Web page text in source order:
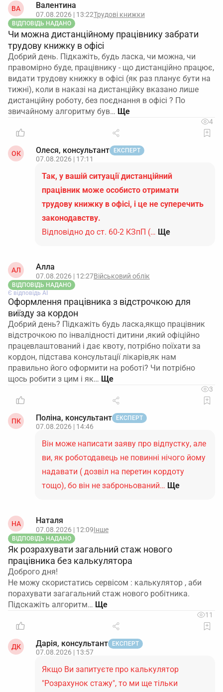
ВА Валентина
07.08.2026 | 13:22Трудові книжки
ВІДПОВІДЬ НАДАНО
Чи можна дистанційному працівнику забрати
трудову книжку в офісі
Добрий день. Підкажіть, будь ласка, чи можна, чи
правомірно буде, працівнику - що дистанційно працює,
видати трудову книжку в офісі (як раз планує бути на
тижні), коли в наказі на дистанційку вказано лише
дистанційну роботу, без поєднання в офісі ? По
звичайному алгоритму був…
4
ОК Олеся, консультант ЕКСПЕРТ
07.08.2026 | 17:11
Так, у вашій ситуації дистанційний
працівник може особисто отримати
трудову книжку в офісі, і це не суперечить
законодавству.
Відповідно до ст. 60-2 КЗпП (… Ще
АЛ Алла
07.08.2026 | 12:27Військовий облік
ВІДПОВІДЬ НАДАНО
Є відповідь АІ
Оформлення працівника з відстрочкою для
виїзду за кордон
Добрий день? Підкажіть будь ласка,якщо працівник
відстрочкою по інвалідності дитини ,який офіційно
працевлаштований і дає квоту, потрібно поїхати за
кордон, підстава консультації лікарів,як нам
правильно його оформити на роботі? Чи потрібно
щось робити з цим і як…
3
ПК Поліна, консультант ЕКСПЕРТ
07.08.2026 | 14:46
Він може написати заяву про відпустку, але
ви, як роботодавець не повинні нічого йому
надавати ( дозвіл на перетин кордоту
тощо), бо він не заброньований… Ще
НА Наталя
07.08.2026 | 12:09Інше
ВІДПОВІДЬ НАДАНО
Як розрахувати загальний стаж нового
працівника без калькулятора
Доброго дня!
Не можу скористатись сервісом : калькулятор , аби
порахувати загагальний стаж нового робітника.
Підскажіть алгоритм…
11
ДК Дарія, консультант ЕКСПЕРТ
07.08.2026 | 13:57
Якщо Ви запитуєте про калькулятор
"Розрахунок стажу", то ми ще тільки